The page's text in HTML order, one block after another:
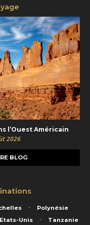
l’Ouest Américain
2026
BLOG
Polynésie
Etats-Unis Tanzanie